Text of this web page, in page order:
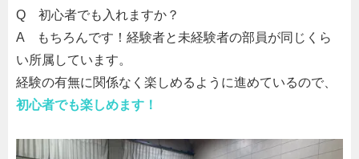
Q 初心者でも入れますか？
A もちろんです！経験者と未経験者の部員が同じくら
い所属しています。
経験の有無に関係なく楽しめるように進めているので、
初心者でも楽しめます！